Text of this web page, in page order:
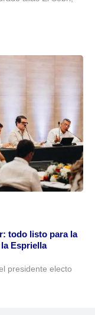
todo listo para la
Espriella
presidente electo